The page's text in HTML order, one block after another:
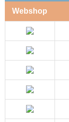
Webshop